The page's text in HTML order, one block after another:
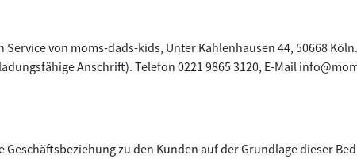
von moms-dads-kids, Unter Kahlenhausen 44, 50668
Anschrift). Telefon 0221 9865 3120, E-Mail
zu den Kunden auf der Grundlage dieser